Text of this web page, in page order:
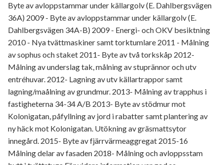
Byte av avloppstammar under källargolv (E. Dahlbergsvägen
36A) 2009 - Byte av avloppstammar under källargolv (E.
Dahlbergsvägen 34A-B) 2009 - Energi- och OKV besiktning
2010 - Nya tvättmaskiner samt torktumlare 2011 - Målning
av sophus och staket 2011- Byte av två torkskåp 2012-
Målning av underslag tak, målning av stuprännor och utv
entréhuvar. 2012- Lagning av utv källartrappor samt
lagning/maålning av grundmur. 2013- Målning av trapphus i
fastigheterna 34-34 A/B 2013- Byte av stödmur mot
Kolonigatan, påfyllning av jord i rabatter samt plantering av
ny häck mot Kolonigatan. Utökning av gräsmattsytor
innegård. 2015- Byte av fjärrvärmeaggregat 2015-16
Målning delar av fasaden 2018- Målning och avloppsstam